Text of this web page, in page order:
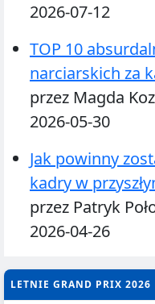
2026-07-12
TOP 10
narciarskich za
przez Magda
2026-05-30
Jak powinny
kadry w
przez Patryk
2026-04-26
LETNIE GRAND PRIX 2026